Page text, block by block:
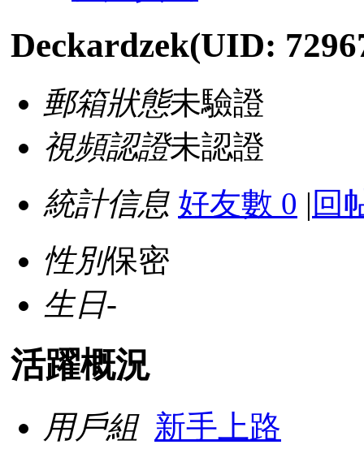
Deckardzek(UID:
郵箱狀態未驗證
視頻認證未認證
統計信息 好友數 0 | 回
性別保密
生日-
活躍概況
用戶組 新手上路